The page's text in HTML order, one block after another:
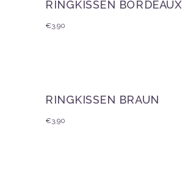
RINGKISSEN BORDEAUX
€3,90
RINGKISSEN BRAUN
€3,90